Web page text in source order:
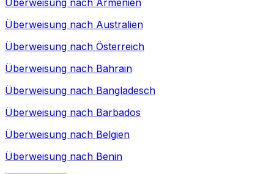
Überweisung nach Armenien
Überweisung nach Australien
Überweisung nach Österreich
Überweisung nach Bahrain
Überweisung nach Bangladesch
Überweisung nach Barbados
Überweisung nach Belgien
Überweisung nach Benin